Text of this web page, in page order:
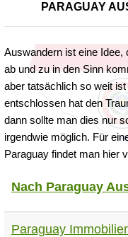
PARAGUAY
Auswandern ist eine Idee,
ab und zu in den Sinn
aber tatsächlich so weit
entschlossen hat den
dann sollte man dies nur
irgendwie möglich. Für
Paraguay findet man hier
Nach Paraguay
Paraguay